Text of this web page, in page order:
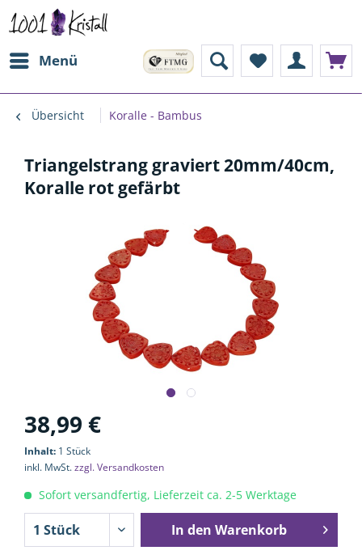
Menü
Übersicht Koralle - Bambus
Triangelstrang graviert 20mm/40cm,
Koralle rot gefärbt
38,99 €
Inhalt: 1 Stück
inkl. MwSt.zzgl. Versandkosten
Sofort versandfertig, Lieferzeit ca. 2-5 Werktage
In den Warenkorb